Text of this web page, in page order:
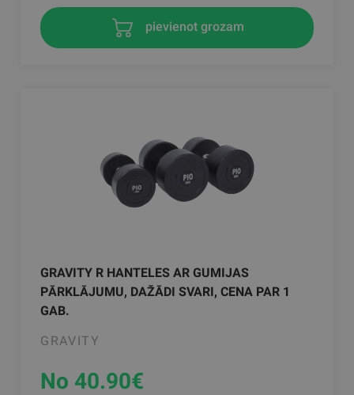
pievienot grozam
GRAVITY R HANTELES AR GUMIJAS
PĀRKLĀJUMU, DAŽĀDI SVARI, CENA PAR 1
GAB.
GRAVITY
No 40.90€